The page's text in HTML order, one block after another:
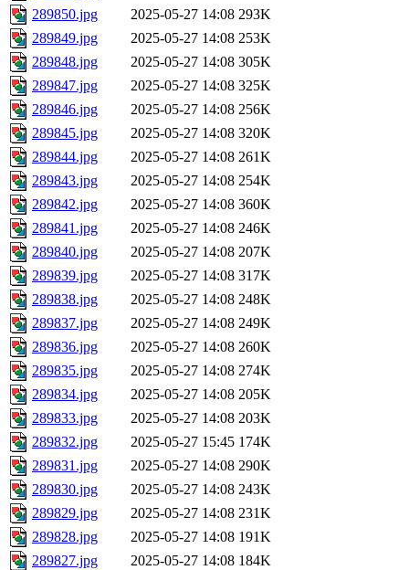
289850.jpg
2025-05-27 14:08 293K
289849.jpg
2025-05-27 14:08 253K
289848.jpg
2025-05-27 14:08 305K
289847.jpg
2025-05-27 14:08 325K
289846.jpg
2025-05-27 14:08 256K
289845.jpg
2025-05-27 14:08 320K
289844.jpg
2025-05-27 14:08 261K
289843.jpg
2025-05-27 14:08 254K
289842.jpg
2025-05-27 14:08 360K
289841.jpg
2025-05-27 14:08 246K
289840.jpg
2025-05-27 14:08 207K
289839.jpg
2025-05-27 14:08 317K
289838.jpg
2025-05-27 14:08 248K
289837.jpg
2025-05-27 14:08 249K
289836.jpg
2025-05-27 14:08 260K
289835.jpg
2025-05-27 14:08 274K
289834.jpg
2025-05-27 14:08 205K
289833.jpg
2025-05-27 14:08 203K
289832.jpg
2025-05-27 15:45 174K
289831.jpg
2025-05-27 14:08 290K
289830.jpg
2025-05-27 14:08 243K
289829.jpg
2025-05-27 14:08 231K
289828.jpg
2025-05-27 14:08 191K
289827.jpg
2025-05-27 14:08 184K